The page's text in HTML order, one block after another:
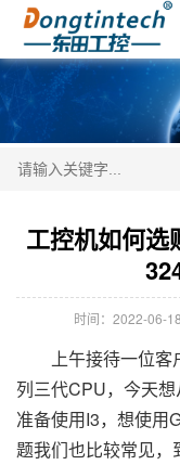
工控机如何选
时间：2022-06-
上午接待一位客
列三代CPU，今天想
准备使用I3，想使用
题我们也比较常见